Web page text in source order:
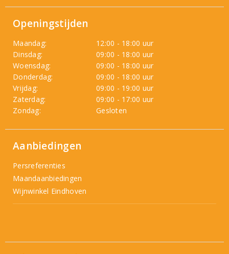
Openingstijden
Maandag:
12:00 - 18:00 uur
Dinsdag:
09:00 - 18:00 uur
Woensdag:
09:00 - 18:00 uur
Donderdag:
09:00 - 18:00 uur
Vrijdag:
09:00 - 19:00 uur
Zaterdag:
09:00 - 17:00 uur
Zondag:
Gesloten
Aanbiedingen
Persreferenties
Maandaanbiedingen
Wijnwinkel Eindhoven